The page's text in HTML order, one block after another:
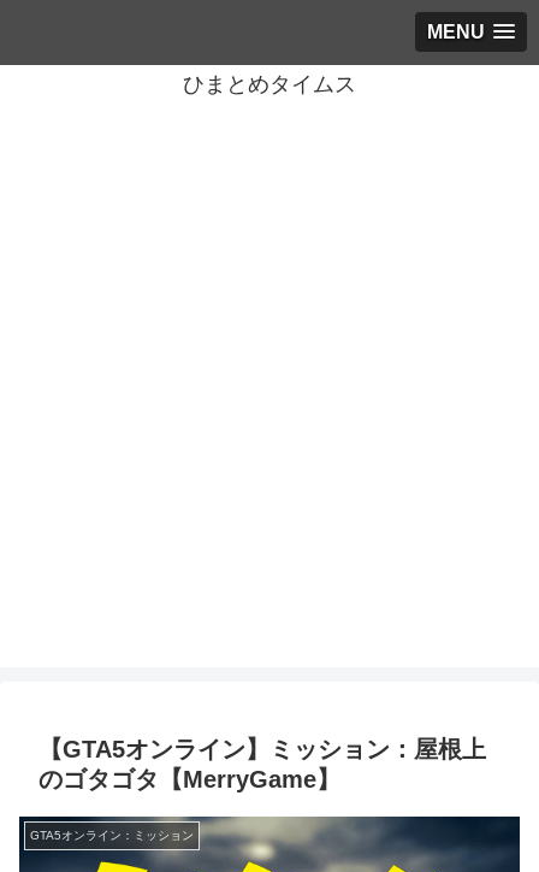
MENU
ひまとめタイムス
【GTA5オンライン】ミッション：屋根上
のゴタゴタ【MerryGame】
GTA5オンライン：ミッション